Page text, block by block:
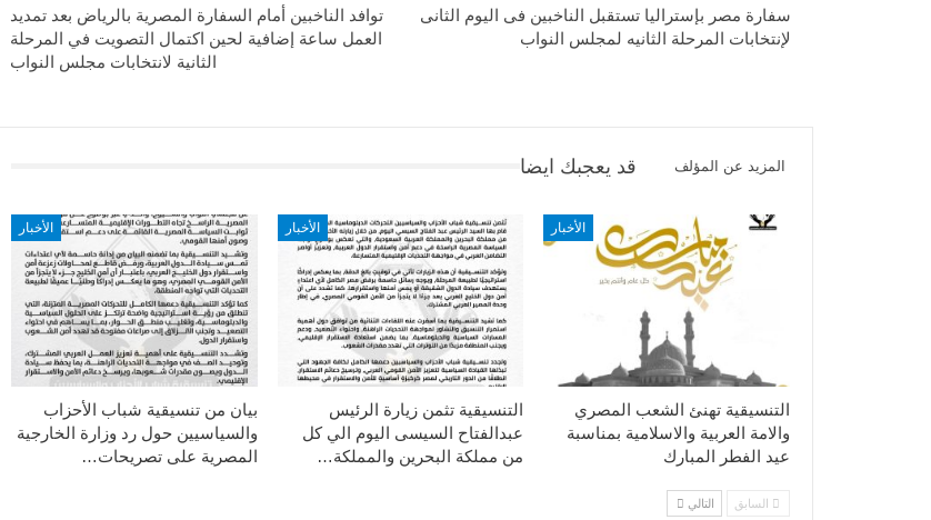
توافد الناخبين أمام السفارة المصرية بالرياض بعد تمديد
العمل ساعة إضافية لحين اكتمال التصويت في المرحلة
الثانية لانتخابات مجلس النواب
سفارة مصر بإستراليا تستقبل الناخبين فى اليوم الثانى
لإنتخابات المرحلة الثانيه لمجلس النواب
قد يعجبك ايضا المزيد عن المؤلف
الأخبار
بيان من تنسيقية شباب الأحزاب
والسياسيين حول رد وزارة الخارجية
المصرية على تصريحات…
الأخبار
التنسيقية تثمن زيارة الرئيس
عبدالفتاح السيسى اليوم الي كل
من مملكة البحرين والمملكة…
الأخبار
التنسيقية تهنئ الشعب المصري
والامة العربية والاسلامية بمناسبة
عيد الفطر المبارك
السابق التالي